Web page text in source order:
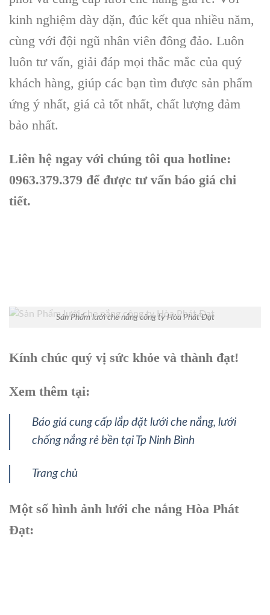
kinh nghiệm dày dặn, đúc kết qua nhiều năm,
cùng với đội ngũ nhân viên đông đảo. Luôn
luôn tư vấn, giải đáp mọi thắc mắc của quý
khách hàng, giúp các bạn tìm được sản phẩm
ứng ý nhất, giá cả tốt nhất, chất lượng đảm
bảo nhất.
Liên hệ ngay với chúng tôi qua hotline:
0963.379.379 để được tư vấn báo giá chi
tiết.
Sản Phẩm lưới che nắng công ty Hòa Phát Đạt
Kính chúc quý vị sức khỏe và thành đạt!
Xem thêm tại:
Báo giá cung cấp lắp đặt lưới che nắng, lưới
chống nắng rẻ bền tại Tp Ninh Bình
Trang chủ
Một số hình ảnh lưới che nắng Hòa Phát
Đạt: